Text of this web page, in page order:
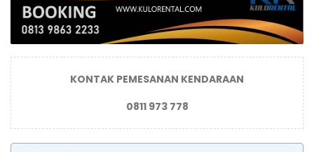
KONTAK PEMESANAN KENDARAAN
0811 973 778